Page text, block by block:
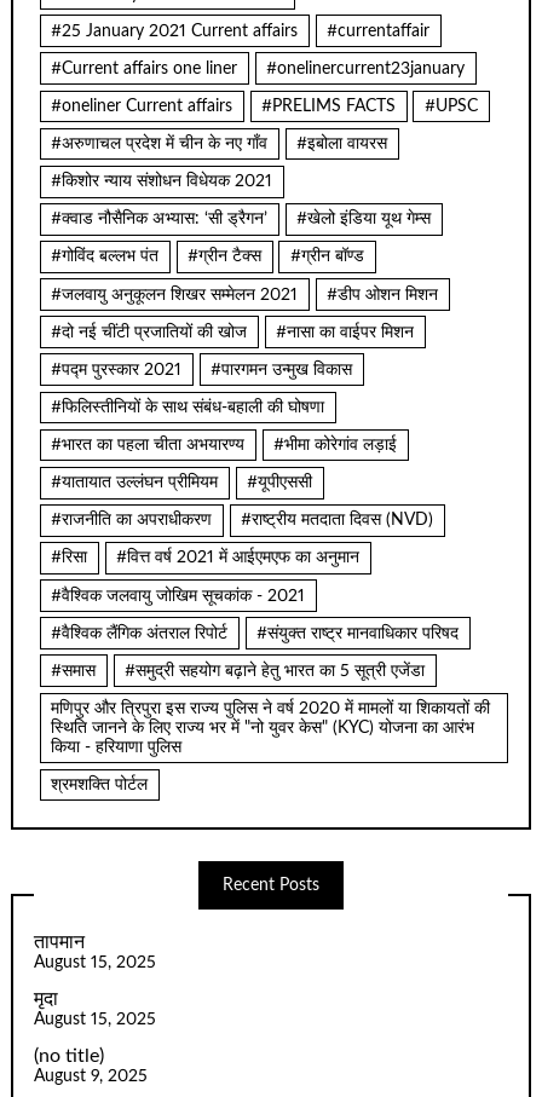
#25 January 2021 Current affairs #currentaffair
#Current affairs one liner #onelinercurrent23january
#oneliner Current affairs #PRELIMS FACTS #UPSC
#अरुणाचल प्रदेश में चीन के नए गाँव #इबोला वायरस
#किशोर न्याय संशोधन विधेयक 2021
#क्वाड नौसैनिक अभ्यास: ‘सी ड्रैगन’ #खेलो इंडिया यूथ गेम्स
#गोविंद बल्लभ पंत #ग्रीन टैक्स #ग्रीन बॉण्ड
#जलवायु अनुकूलन शिखर सम्मेलन 2021 #डीप ओशन मिशन
#दो नई चींटी प्रजातियों की खोज #नासा का वाईपर मिशन
#पद्म पुरस्कार 2021 #पारगमन उन्मुख विकास
#फिलिस्तीनियों के साथ संबंध-बहाली की घोषणा
#भारत का पहला चीता अभयारण्य #भीमा कोरेगांव लड़ाई
#यातायात उल्लंघन प्रीमियम #यूपीएससी
#राजनीति का अपराधीकरण #राष्ट्रीय मतदाता दिवस (NVD)
#रिसा #वित्त वर्ष 2021 में आईएमएफ का अनुमान
#वैश्विक जलवायु जोखिम सूचकांक - 2021
#वैश्विक लैंगिक अंतराल रिपोर्ट #संयुक्त राष्ट्र मानवाधिकार परिषद
#समास #समुद्री सहयोग बढ़ाने हेतु भारत का 5 सूत्री एजेंडा
मणिपुर और त्रिपुरा इस राज्य पुलिस ने वर्ष 2020 में मामलों या शिकायतों की
स्थिति जानने के लिए राज्य भर में "नो युवर केस" (KYC) योजना का आरंभ
किया - हरियाणा पुलिस
श्रमशक्ति पोर्टल
Recent Posts
तापमान
August 15, 2025
मृदा
August 15, 2025
(no title)
August 9, 2025